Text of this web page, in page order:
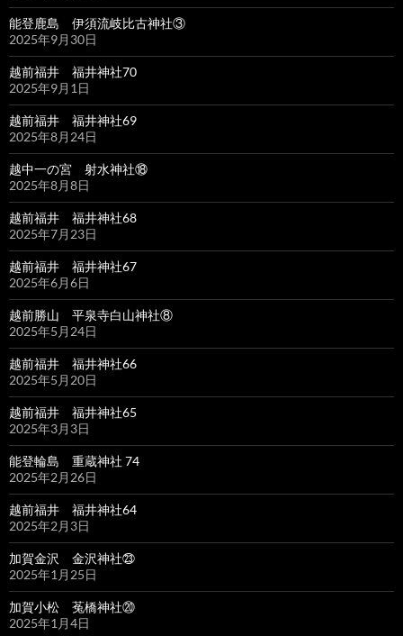
能登鹿島 伊須流岐比古神社③
2025年9月30日
越前福井 福井神社70
2025年9月1日
越前福井 福井神社69
2025年8月24日
越中一の宮 射水神社⑱
2025年8月8日
越前福井 福井神社68
2025年7月23日
越前福井 福井神社67
2025年6月6日
越前勝山 平泉寺白山神社⑧
2025年5月24日
越前福井 福井神社66
2025年5月20日
越前福井 福井神社65
2025年3月3日
能登輪島 重蔵神社 74
2025年2月26日
越前福井 福井神社64
2025年2月3日
加賀金沢 金沢神社㉓
2025年1月25日
加賀小松 菟橋神社⑳
2025年1月4日